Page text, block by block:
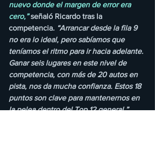
nuevo donde el margen de error era
cero,” señaló Ricardo tras la
competencia. “Arrancar desde la fila 9
no era lo ideal, pero sabíamos que
teníamos el ritmo para ir hacia adelante.
Ganar seis lugares en este nivel de
competencia, con más de 20 autos en
pista, nos da mucha confianza. Estos 18
puntos son clave para mantenernos en
la pelea dentro del Top 12 general.”